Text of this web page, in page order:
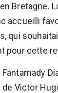
Bretagne.
accueilli
qui
pour cette
Fantamady
de Victor